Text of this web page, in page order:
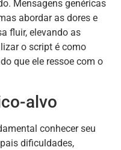
Mensagens genéricas
abordar as dores e
fluir, elevando as
o script é como
que ele ressoe com o
alvo
conhecer seu
dificuldades,